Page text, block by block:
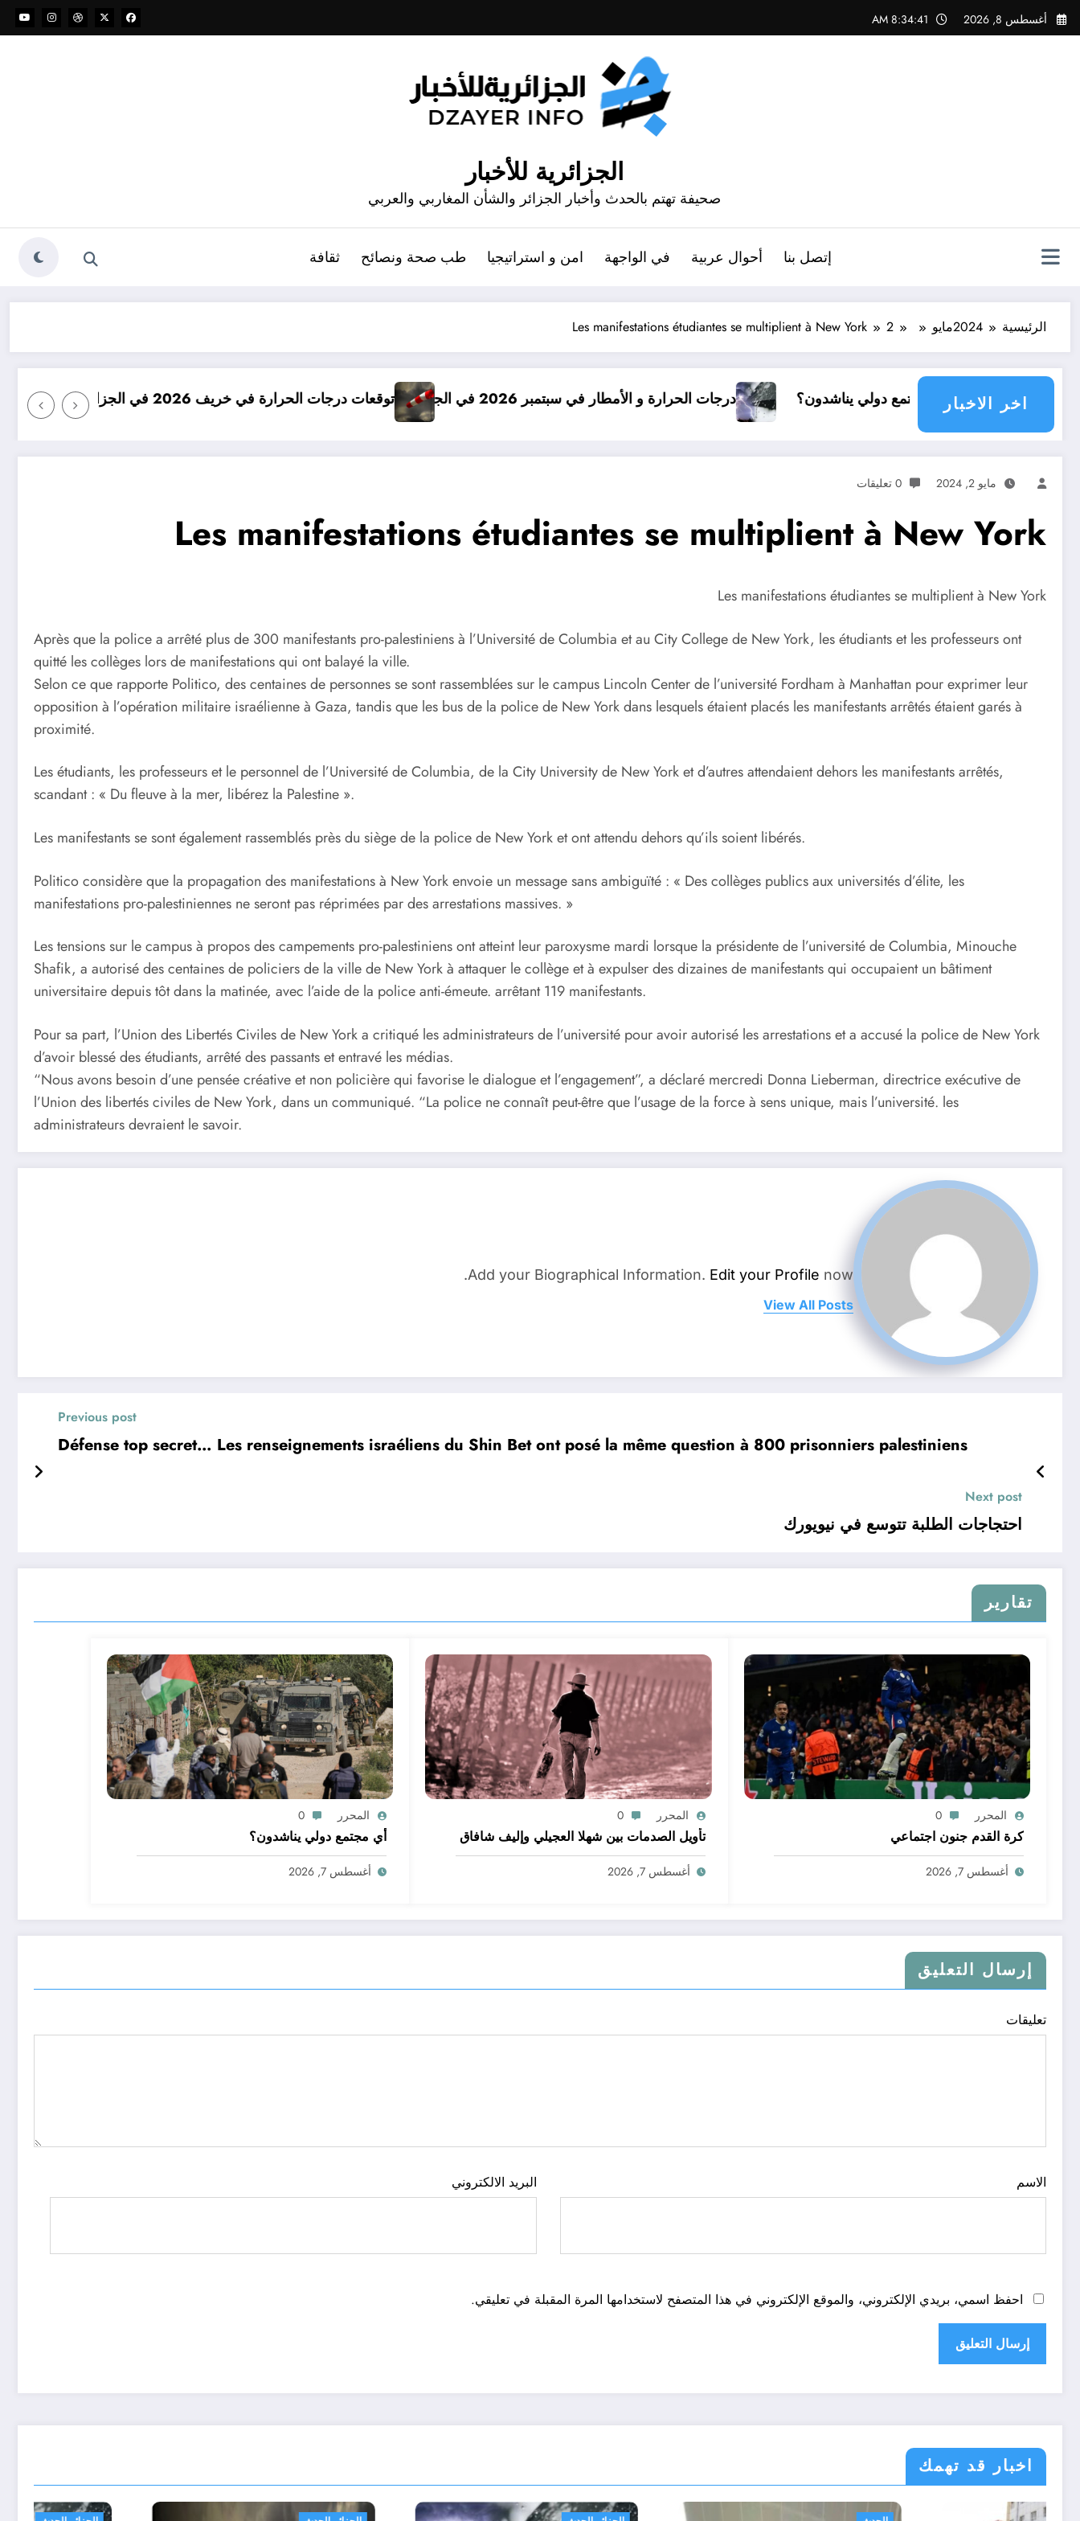
التجاوز
إلى
أغسطس 8, 2026 8:34:42 AM
الجزائرية للأخبار
صحيفة تهتم بالحدث وأخبار الجزائر والشأن المغاربي والعربي
إتصل بنا أحوال عربية في الواجهة امن و استراتيجيا طب صحة ونصائح ثقافة
الرئيسية 2024مايو 2
Les manifestations étudiantes se multiplient à New York
اخر الاخبار
أي مجتمع دولي يناشدون؟ درجات الحرارة و الأمطار في سبتمبر 2026 في الجزائر توقعات درجات الحرارة في خريف 2026 في الجزائر امطار بكميات كبيرة جدا
مايو 2, 2024 0 تعليقات
Les manifestations étudiantes se multiplient à New York
Les manifestations étudiantes se multiplient à New York
Après que la police a arrêté plus de 300 manifestants pro-palestiniens à l’Université de Columbia et au City College de New York, les étudiants et les professeurs ont
quitté les collèges lors de manifestations qui ont balayé la ville.
Selon ce que rapporte Politico, des centaines de personnes se sont rassemblées sur le campus Lincoln Center de l’université Fordham à Manhattan pour exprimer leur
opposition à l’opération militaire israélienne à Gaza, tandis que les bus de la police de New York dans lesquels étaient placés les manifestants arrêtés étaient garés à
proximité.
Les étudiants, les professeurs et le personnel de l’Université de Columbia, de la City University de New York et d’autres attendaient dehors les manifestants arrêtés,
scandant : « Du fleuve à la mer, libérez la Palestine ».
Les manifestants se sont également rassemblés près du siège de la police de New York et ont attendu dehors qu’ils soient libérés.
Politico considère que la propagation des manifestations à New York envoie un message sans ambiguïté : « Des collèges publics aux universités d’élite, les
manifestations pro-palestiniennes ne seront pas réprimées par des arrestations massives. »
Les tensions sur le campus à propos des campements pro-palestiniens ont atteint leur paroxysme mardi lorsque la présidente de l’université de Columbia, Minouche
Shafik, a autorisé des centaines de policiers de la ville de New York à attaquer le collège et à expulser des dizaines de manifestants qui occupaient un bâtiment
universitaire depuis tôt dans la matinée, avec l’aide de la police anti-émeute. arrêtant 119 manifestants.
Pour sa part, l’Union des Libertés Civiles de New York a critiqué les administrateurs de l’université pour avoir autorisé les arrestations et a accusé la police de New York
d’avoir blessé des étudiants, arrêté des passants et entravé les médias.
“Nous avons besoin d’une pensée créative et non policière qui favorise le dialogue et l’engagement”, a déclaré mercredi Donna Lieberman, directrice exécutive de
l’Union des libertés civiles de New York, dans un communiqué. “La police ne connaît peut-être que l’usage de la force à sens unique, mais l’université. les
administrateurs devraient le savoir.
Add your Biographical Information. Edit your Profile now.
View All Posts
Previous post
Défense top secret… Les renseignements israéliens du Shin Bet ont posé la même question à 800 prisonniers palestiniens
Next post
احتجاجات الطلبة تتوسع في نيويورك
تقارير
المحرر 0
كرة القدم جنون اجتماعي
أغسطس 7, 2026
المحرر 0
تأويل الصدمات بين شهلا العجيلي وإليف شافاق
أغسطس 7, 2026
المحرر 0
أي مجتمع دولي يناشدون؟
أغسطس 7, 2026
إرسال التعليق
تعليقات
الاسم البريد الالكتروني
احفظ اسمي، بريدي الإلكتروني، والموقع الإلكتروني في هذا المتصفح لاستخدامها المرة المقبلة في تعليقي.
اخبار قد تهمك